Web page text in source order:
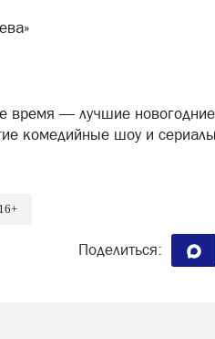
время — лучшие
комедийные шоу и
16+
Поделиться: